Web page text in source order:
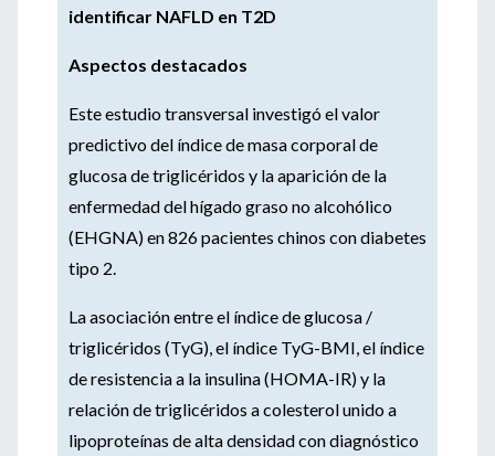
identificar NAFLD en T2D
Aspectos destacados
Este estudio transversal investigó el valor
predictivo del índice de masa corporal de
glucosa de triglicéridos y la aparición de la
enfermedad del hígado graso no alcohólico
(EHGNA) en 826 pacientes chinos con diabetes
tipo 2.
La asociación entre el índice de glucosa /
triglicéridos (TyG), el índice TyG-BMI, el índice
de resistencia a la insulina (HOMA-IR) y la
relación de triglicéridos a colesterol unido a
lipoproteínas de alta densidad con diagnóstico